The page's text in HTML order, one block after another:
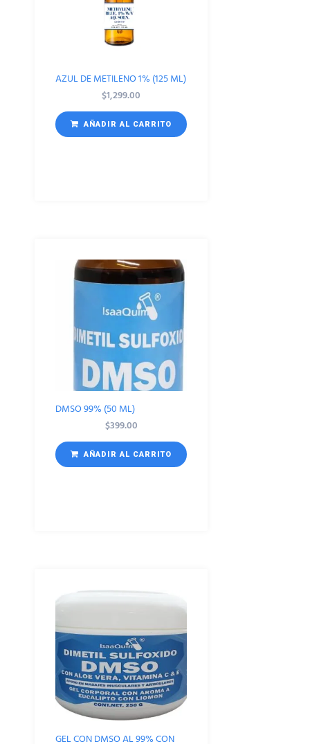
AZUL DE METILENO 1% (125 ML)
$1,299.00
AÑADIR AL CARRITO
DMSO 99% (50 ML)
$399.00
AÑADIR AL CARRITO
GEL CON DMSO AL 99% CON